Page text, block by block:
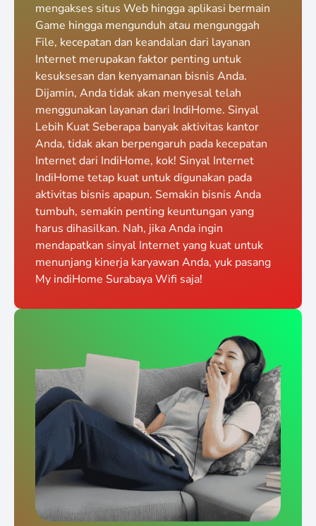
mengakses situs Web hingga aplikasi bermain
Game hingga mengunduh atau mengunggah
File, kecepatan dan keandalan dari layanan
Internet merupakan faktor penting untuk
kesuksesan dan kenyamanan bisnis Anda.
Dijamin, Anda tidak akan menyesal telah
menggunakan layanan dari IndiHome. Sinyal
Lebih Kuat Seberapa banyak aktivitas kantor
Anda, tidak akan berpengaruh pada kecepatan
Internet dari IndiHome, kok! Sinyal Internet
IndiHome tetap kuat untuk digunakan pada
aktivitas bisnis apapun. Semakin bisnis Anda
tumbuh, semakin penting keuntungan yang
harus dihasilkan. Nah, jika Anda ingin
mendapatkan sinyal Internet yang kuat untuk
menunjang kinerja karyawan Anda, yuk pasang
My indiHome Surabaya Wifi saja!